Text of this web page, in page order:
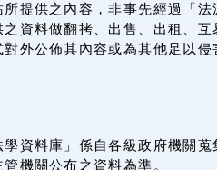
提供之內容，非事先經過「
資料做翻拷、出售、出租、
外公佈其內容或為其他足以
學資料庫」係自各級政府機關
機關公布之資料為準。